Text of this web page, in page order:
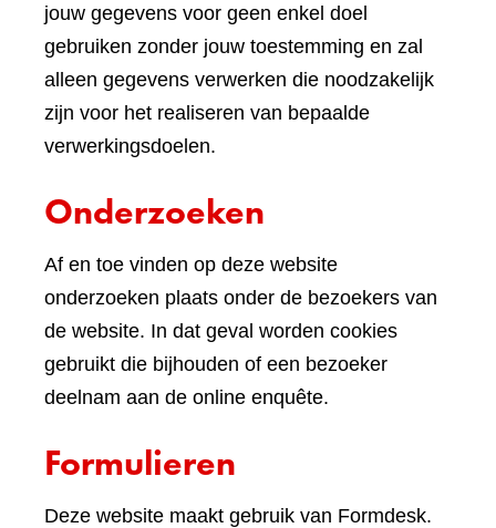
naar
een
andere
website)
jouw gegevens voor geen enkel doel
gebruiken zonder jouw toestemming en zal
alleen gegevens verwerken die noodzakelijk
zijn voor het realiseren van bepaalde
verwerkingsdoelen.
Onderzoeken
Af en toe vinden op deze website
onderzoeken plaats onder de bezoekers van
de website. In dat geval worden cookies
gebruikt die bijhouden of een bezoeker
deelnam aan de online enquête.
Formulieren
Deze website maakt gebruik van Formdesk.